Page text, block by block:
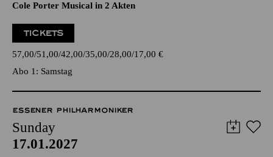
Cole Porter Musical in 2 Akten
TICKETS
57,00 51,00 42,00 35,00 28,00 17,00 €
Abo 1: Samstag
ESSENER PHILHARMONIKER
Sunday
17.01.2027